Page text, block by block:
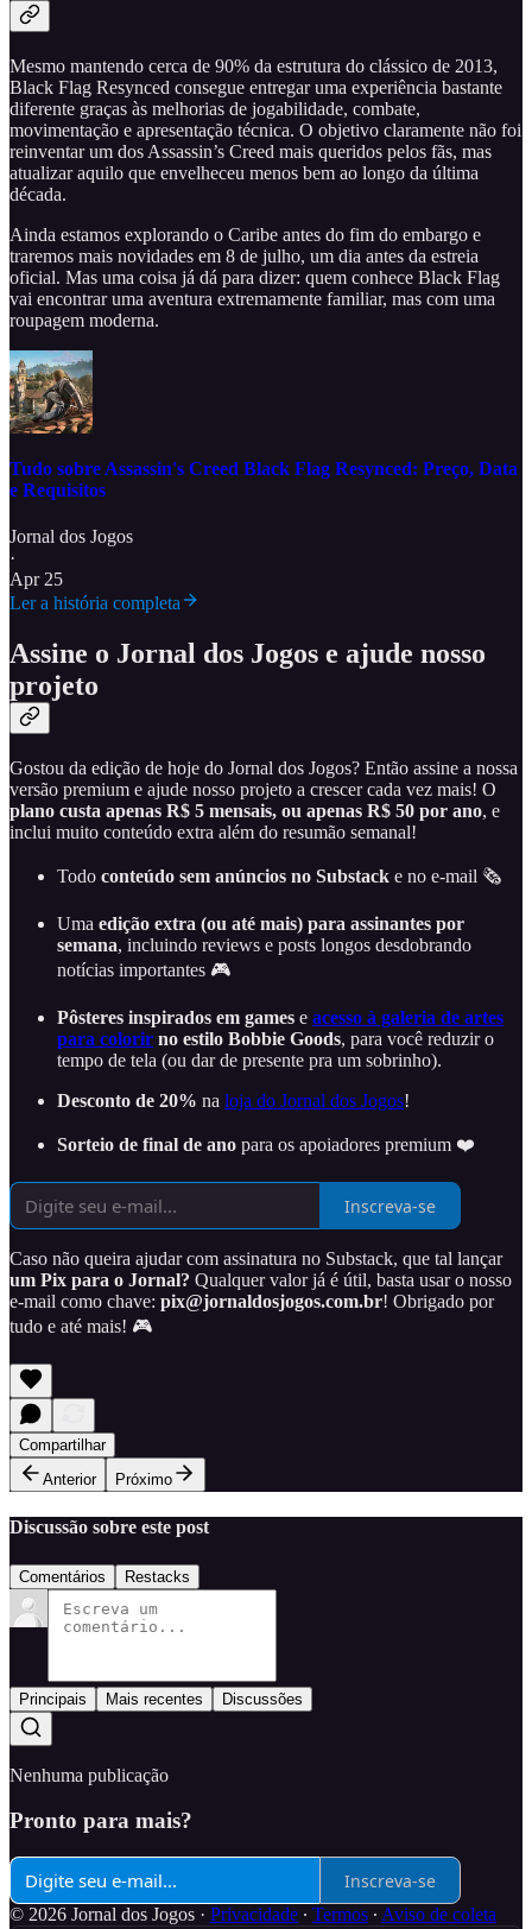
Mesmo mantendo cerca de 90% da estrutura do clássico de 2013,
Black Flag Resynced consegue entregar uma experiência bastante
diferente graças às melhorias de jogabilidade, combate,
movimentação e apresentação técnica. O objetivo claramente não foi
reinventar um dos Assassin’s Creed mais queridos pelos fãs, mas
atualizar aquilo que envelheceu menos bem ao longo da última
década.
Ainda estamos explorando o Caribe antes do fim do embargo e
traremos mais novidades em 8 de julho, um dia antes da estreia
oficial. Mas uma coisa já dá para dizer: quem conhece Black Flag
vai encontrar uma aventura extremamente familiar, mas com uma
roupagem moderna.
Tudo sobre Assassin's Creed Black Flag Resynced: Preço, Data
e Requisitos
Jornal dos Jogos
·
Apr 25
Ler a história completa
Assine o Jornal dos Jogos e ajude nosso
projeto
Gostou da edição de hoje do Jornal dos Jogos? Então assine a nossa
versão premium e ajude nosso projeto a crescer cada vez mais! O
plano custa apenas R$ 5 mensais, ou apenas R$ 50 por ano, e
inclui muito conteúdo extra além do resumão semanal!
Todo conteúdo sem anúncios no Substack e no e-mail 🗞️
Uma edição extra (ou até mais) para assinantes por
semana, incluindo reviews e posts longos desdobrando
notícias importantes 🎮
Pôsteres inspirados em games e acesso à galeria de artes
para colorir no estilo Bobbie Goods, para você reduzir o
tempo de tela (ou dar de presente pra um sobrinho).
Desconto de 20% na loja do Jornal dos Jogos!
Sorteio de final de ano para os apoiadores premium ❤️
Inscreva-se
Caso não queira ajudar com assinatura no Substack, que tal lançar
um Pix para o Jornal? Qualquer valor já é útil, basta usar o nosso
e-mail como chave: pix@jornaldosjogos.com.br! Obrigado por
tudo e até mais! 🎮
Compartilhar
Anterior
Próximo
Discussão sobre este post
Comentários Restacks
Principais Mais recentes Discussões
Nenhuma publicação
Pronto para mais?
Inscreva-se
© 2026 Jornal dos Jogos · Privacidade ∙ Termos ∙ Aviso de coleta